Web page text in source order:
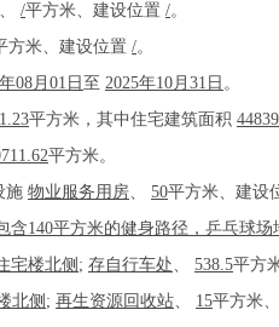
、 /平方米、建设位置 /。
方米、建设位置 /。
08月01日 至 2025年10月31日 。
平方米，其中住宅建筑面积
平方米。
施 物业服务用房、 50平方米、建设
含140平方米的健身路径，乒乓球场
宅楼北侧 ; 存自行车处、 538.5平方
北侧 ; 再生资源回收站、 15平方米